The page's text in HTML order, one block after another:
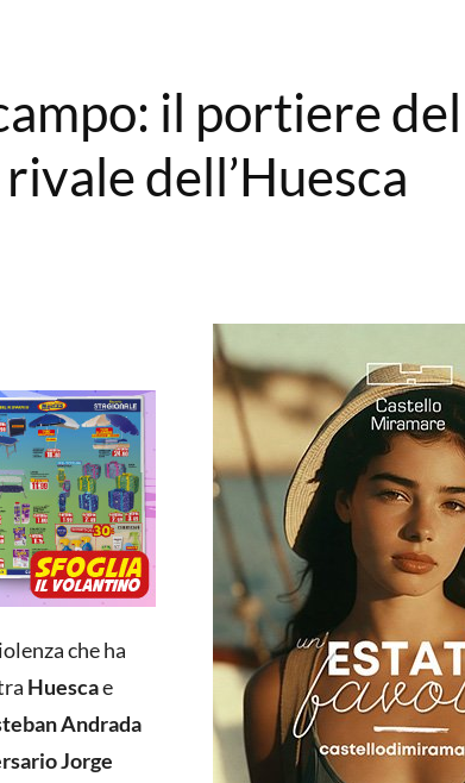
il portiere del
dell’Huesca
che ha
Huescae
Andrada
Jorge